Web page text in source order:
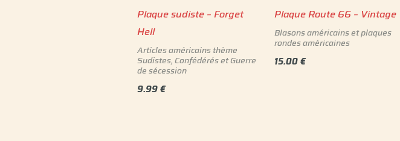
Plaque sudiste – Forget
Hell
Articles américains thème
Sudistes, Confédérés et Guerre
de sécession
9.99€
Plaque Route 66 – Vintage
Blasons américains et plaques
rondes américaines
15.00€